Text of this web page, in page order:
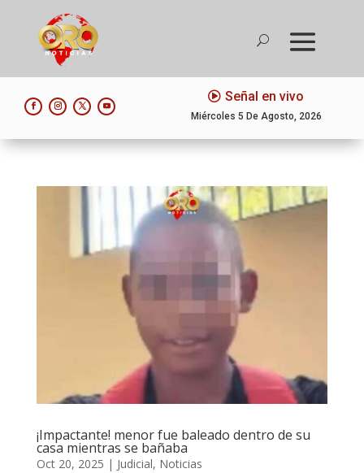
Señal en vivo
Miércoles 5 De Agosto, 2026
¡Impactante! menor fue baleado dentro de su
casa mientras se bañaba
Oct 20, 2025 | Judicial, Noticias